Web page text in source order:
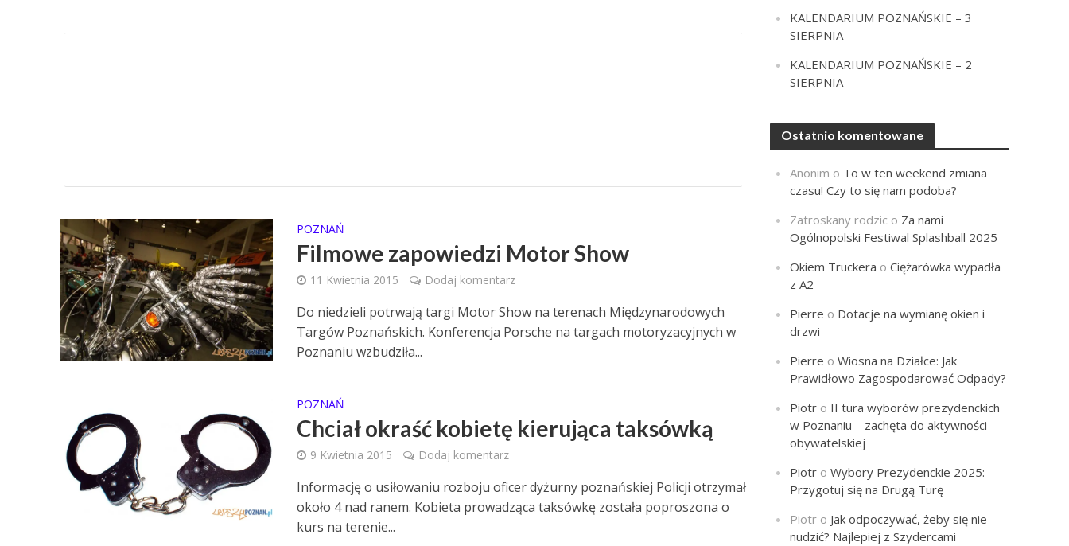
POZNAŃ
Filmowe zapowiedzi Motor Show
11 Kwietnia 2015 Dodaj komentarz
Do niedzieli potrwają targi Motor Show na terenach Międzynarodowych
Targów Poznańskich. Konferencja Porsche na targach motoryzacyjnych w
Poznaniu wzbudziła...
POZNAŃ
Chciał okraść kobietę kierująca taksówką
9 Kwietnia 2015 Dodaj komentarz
Informację o usiłowaniu rozboju oficer dyżurny poznańskiej Policji otrzymał
około 4 nad ranem. Kobieta prowadząca taksówkę została poproszona o
kurs na terenie...
KALENDARIUM POZNAŃSKIE – 3
SIERPNIA
KALENDARIUM POZNAŃSKIE – 2
SIERPNIA
Ostatnio komentowane
Anonim o To w ten weekend zmiana
czasu! Czy to się nam podoba?
Zatroskany rodzic o Za nami
Ogólnopolski Festiwal Splashball 2025
Okiem Truckera oCiężarówka wypadła
z A2
Pierre o Dotacje na wymianę okien i
drzwi
Pierre oWiosna na Działce: Jak
Prawidłowo Zagospodarować Odpady?
Piotr o II tura wyborów prezydenckich
w Poznaniu – zachęta do aktywności
obywatelskiej
Piotr oWybory Prezydenckie 2025:
Przygotuj się na Drugą Turę
Piotr o Jak odpoczywać, żeby się nie
nudzić? Najlepiej z Szydercami